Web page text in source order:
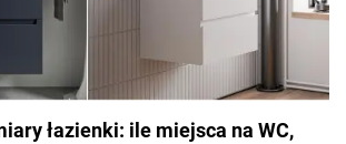
łazienki: ile miejsca na WC,